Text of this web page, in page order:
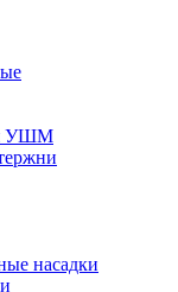
УШМ
насадки